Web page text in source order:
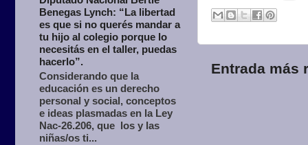
Entrada más
Benegas Lynch: “La libertad
es que si no querés mandar a
tu hijo al colegio porque lo
necesitás en el taller, puedas
hacerlo”.
Considerando que la
educación es un derecho
personal y social, conceptos
e ideas plasmadas en la Ley
Nac-26.206, que los y las
niñas/os ti...